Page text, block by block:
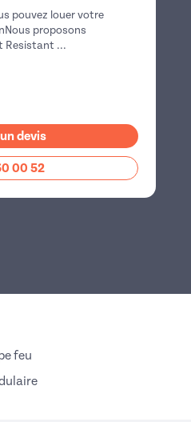
pouvez louer votre
proposons
Resistant ...
devis
00 52
feu